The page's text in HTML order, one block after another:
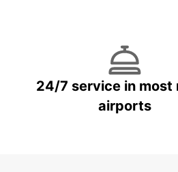
24/7 service in most
airports